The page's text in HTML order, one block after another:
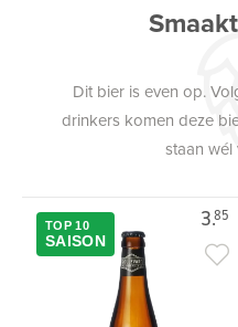
Dit bier is even op.
drinkers komen deze
staan wél
3.85
TOP 10
SAISON